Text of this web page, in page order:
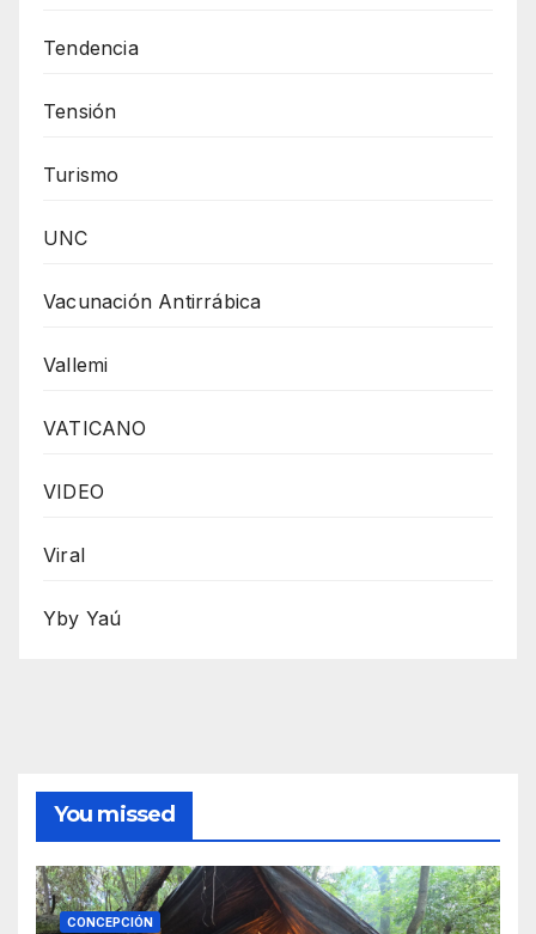
Tendencia
Tensión
Turismo
UNC
Vacunación Antirrábica
Vallemi
VATICANO
VIDEO
Viral
Yby Yaú
You missed
CONCEPCIÓN